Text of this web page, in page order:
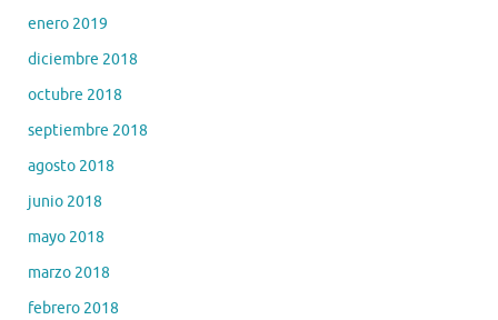
enero 2019
diciembre 2018
octubre 2018
septiembre 2018
agosto 2018
junio 2018
mayo 2018
marzo 2018
febrero 2018